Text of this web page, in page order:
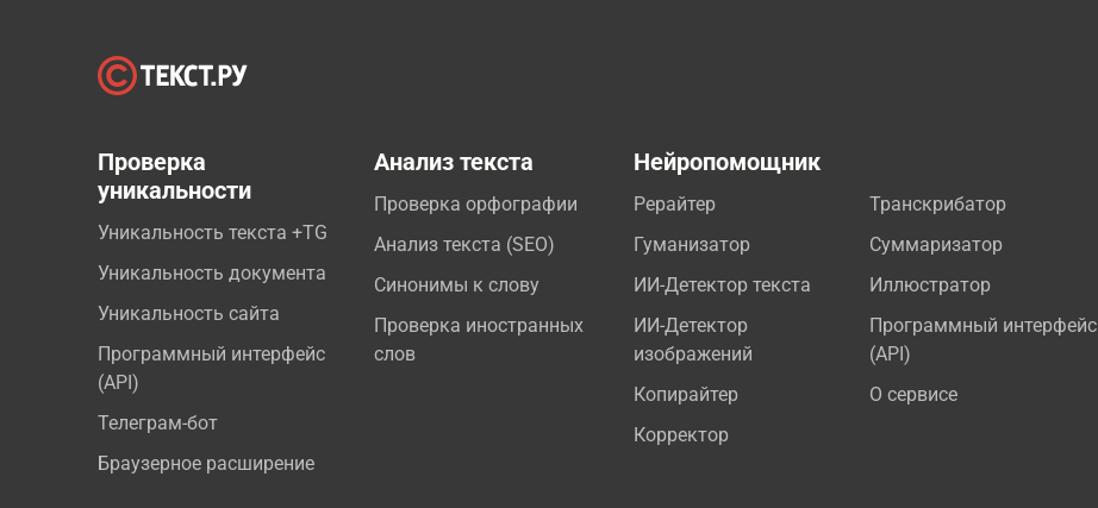
Проверка
уникальности
Уникальность текста +TG
Уникальность документа
Уникальность сайта
Программный интерфейс
(API)
Телеграм-бот
Браузерное расширение
Анализ текста
Проверка орфографии
Анализ текста (SEO)
Синонимы к слову
Проверка иностранных
слов
Нейропомощник
Рерайтер
Гуманизатор
ИИ-Детектор текста
ИИ-Детектор
изображений
Копирайтер
Корректор
Транскрибатор
Суммаризатор
Иллюстратор
Программный интерфейс
(API)
О сервисе